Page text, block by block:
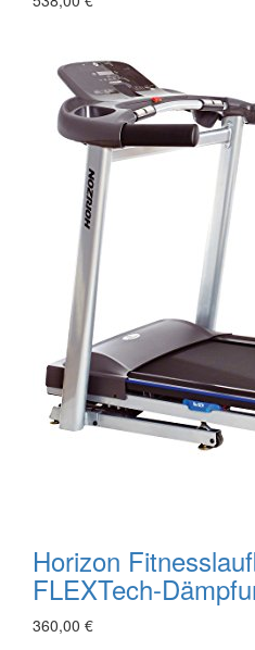
Horizon
FLEXTech-
360,00 €